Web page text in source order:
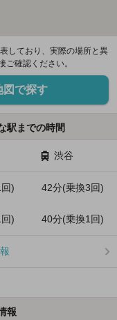
しており、実際の場所と異
確認ください。
図で探す
駅までの時間
渋谷
) 42分(乗換3回)
) 40分(乗換1回)
報